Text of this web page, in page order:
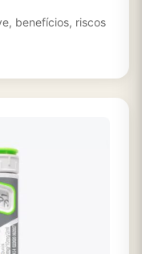
benefícios, riscos